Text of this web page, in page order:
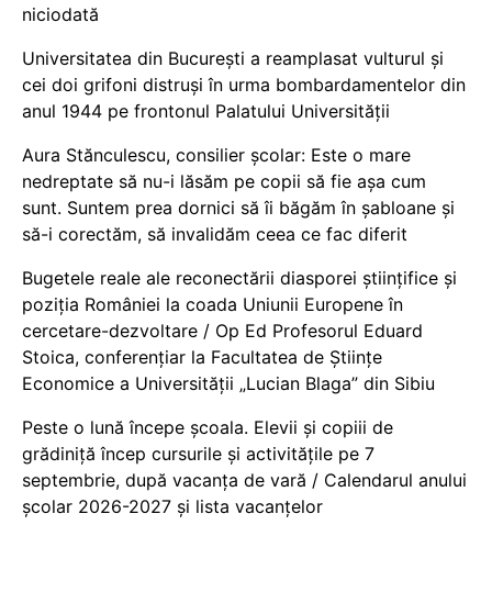
niciodată
Universitatea din București a reamplasat vulturul și
cei doi grifoni distruși în urma bombardamentelor din
anul 1944 pe frontonul Palatului Universității
Aura Stănculescu, consilier școlar: Este o mare
nedreptate să nu-i lăsăm pe copii să fie așa cum
sunt. Suntem prea dornici să îi băgăm în șabloane și
să-i corectăm, să invalidăm ceea ce fac diferit
Bugetele reale ale reconectării diasporei științifice și
poziția României la coada Uniunii Europene în
cercetare-dezvoltare / Op Ed Profesorul Eduard
Stoica, conferențiar la Facultatea de Științe
Economice a Universității „Lucian Blaga” din Sibiu
Peste o lună începe școala. Elevii și copiii de
grădiniță încep cursurile și activitățile pe 7
septembrie, după vacanța de vară / Calendarul anului
școlar 2026-2027 și lista vacanțelor